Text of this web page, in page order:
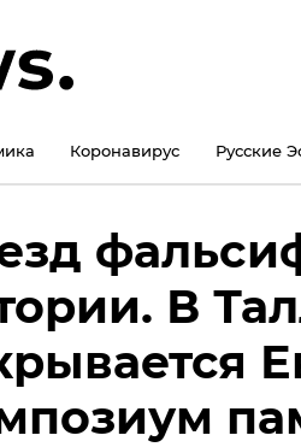
Коронавирус Русские
В